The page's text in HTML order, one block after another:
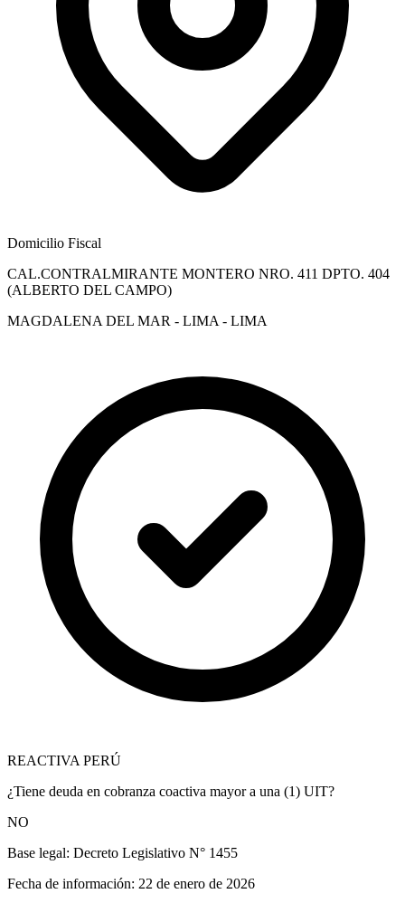
Domicilio Fiscal
CAL.CONTRALMIRANTE MONTERO NRO. 411 DPTO. 404
(ALBERTO DEL CAMPO)
MAGDALENA DEL MAR - LIMA - LIMA
REACTIVA PERÚ
¿Tiene deuda en cobranza coactiva mayor a una (1) UIT?
NO
Base legal: Decreto Legislativo N° 1455
Fecha de información: 22 de enero de 2026